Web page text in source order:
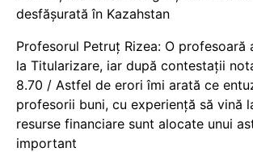
desfășurată în Kazahstan
Profesorul Petruț Rizea: O profesoară
la Titularizare, iar după contestații
8.70 / Astfel de erori îmi arată ce
profesorii buni, cu experiență să vină
resurse financiare sunt alocate unui
important